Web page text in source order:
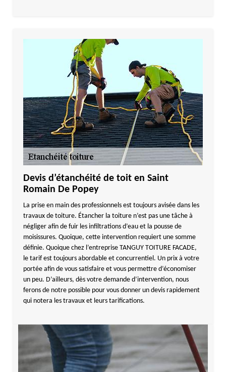
Devis d’étanchéité de toit en Saint
Romain De Popey
La prise en main des professionnels est toujours avisée dans les
travaux de toiture. Étancher la toiture n’est pas une tâche à
négliger afin de fuir les infiltrations d’eau et la pousse de
moisissures. Quoique, cette intervention requiert une somme
définie. Quoique chez l’entreprise TANGUY TOITURE FACADE,
le tarif est toujours abordable et concurrentiel. Un prix à votre
portée afin de vous satisfaire et vous permettre d’économiser
un peu. D’ailleurs, dès votre demande d’intervention, nous
ferons de notre possible pour vous donner un devis rapidement
qui notera les travaux et leurs tarifications.